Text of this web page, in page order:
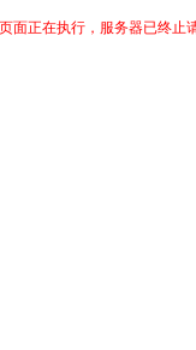
面正在执行，服务器已终止